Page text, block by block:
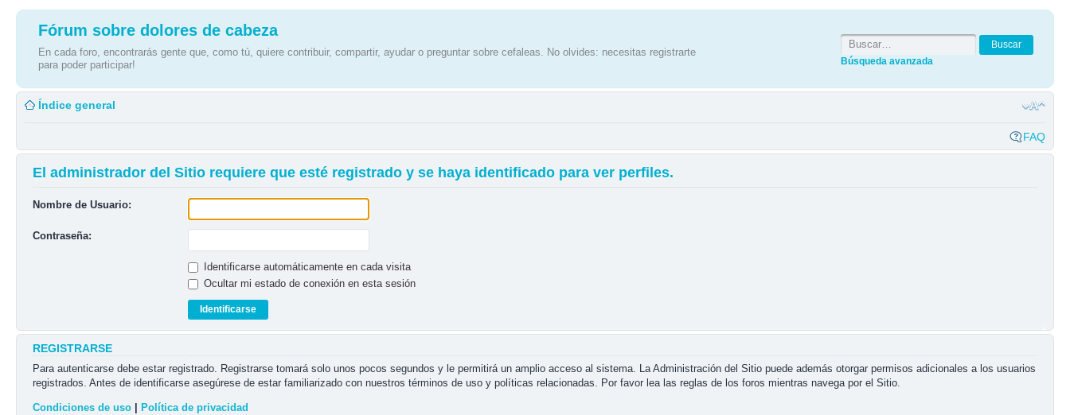
Fórum sobre dolores de cabeza
En cada foro, encontrarás gente que, como tú, quiere contribuir, compartir, ayudar o preguntar sobre cefaleas. No olvides: necesitas registrarte
para poder participar!
Búsqueda avanzada
Índice general
FAQ
El administrador del Sitio requiere que esté registrado y se haya identificado para ver perfiles.
Nombre de Usuario:
Contraseña:
Identificarse automáticamente en cada visita
Ocultar mi estado de conexión en esta sesión
REGISTRARSE
Para autenticarse debe estar registrado. Registrarse tomará solo unos pocos segundos y le permitirá un amplio acceso al sistema. La Administración del Sitio puede además otorgar permisos adicionales a los usuarios
registrados. Antes de identificarse asegúrese de estar familiarizado con nuestros términos de uso y políticas relacionadas. Por favor lea las reglas de los foros mientras navega por el Sitio.
Condiciones de uso Política de privacidad